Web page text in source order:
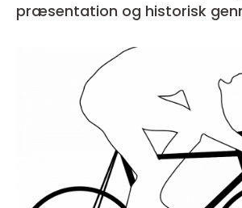
præsentation og historisk